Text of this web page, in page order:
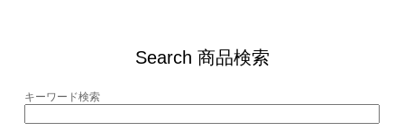
Search 商品検索
キーワード検索